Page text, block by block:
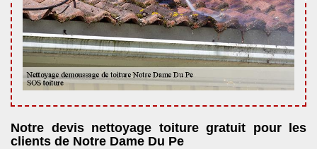
Notre devis nettoyage toiture gratuit pour les
clients de Notre Dame Du Pe